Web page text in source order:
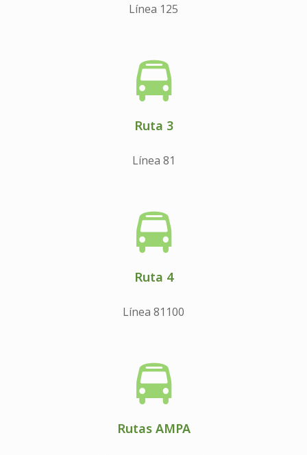
Línea 125
Ruta 3
Línea 81
Ruta 4
Línea 81100
Rutas AMPA